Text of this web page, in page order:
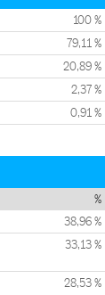
100 %
79,11 %
20,89 %
2,37 %
0,91 %
%
38,96 %
33,13 %
28,53 %